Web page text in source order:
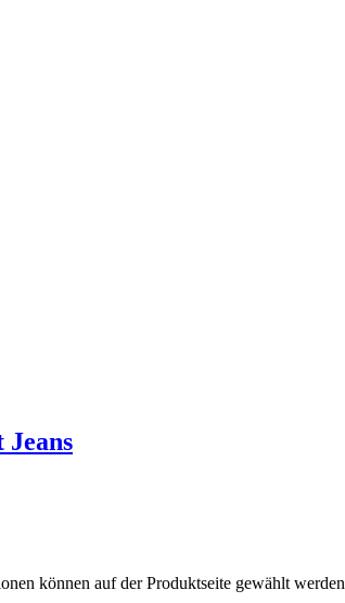
können auf der Produktseite gewählt werden